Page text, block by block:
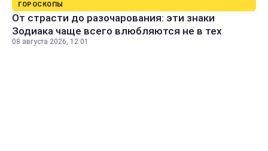
ГОРОСКОПЫ
От страсти до разочарования: эти знаки
Зодиака чаще всего влюбляются не в тех
08 августа 2026, 12:01